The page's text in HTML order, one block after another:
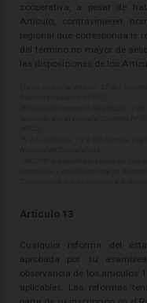
cooperativa, a pesar de
Artículo, contravinieren
regional que corresponda le
del término no mayor de
las disposiciones de los
Artículo 13
Cualquier reforma del
aprobada por su
observancia de los artículos
aplicables. Las reformas